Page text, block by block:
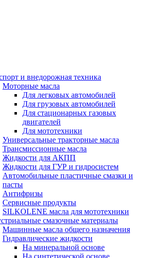
и внедорожная техника
Моторные масла
Для легковых автомобилей
Для грузовых автомобилей
Для стационарных газовых
двигателей
Для мототехники
Универсальные тракторные масла
Трансмиссионные масла
Жидкости для АКПП
Жидкости для ГУР и гидросистем
Автомобильные пластичные смазки и
пасты
Антифризы
Сервисные продукты
SILKOLENE масла для мототехники
смазочные материалы
Машинные масла общего назначения
Гидравлические жидкости
На минеральной основе
На синтетической основе